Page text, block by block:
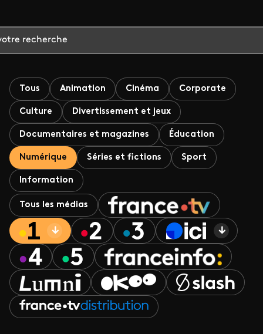
Tous Animation Cinéma Corporate
Culture Divertissement et jeux
Documentaires et magazines Éducation
Numérique Séries et fictions Sport
Information
Tous les médias